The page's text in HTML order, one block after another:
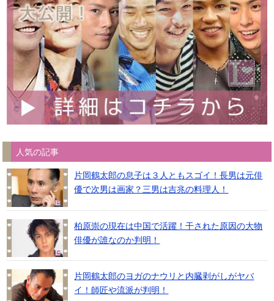
人気の記事
片岡鶴太郎の息子は３人ともスゴイ！長男は元俳
優で次男は画家？三男は吉兆の料理人！
柏原崇の現在は中国で活躍！干された原因の大物
俳優が誰なのか判明！
片岡鶴太郎のヨガのナウリと内臓剥がしがヤバ
イ！師匠や流派が判明！